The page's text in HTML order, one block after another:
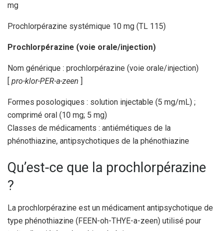
Prochlorpérazine systémique 10 mg (TL 115)
Prochlorpérazine (voie orale/injection)
Nom générique : prochlorpérazine (voie orale/injection)
[ pro-klor-PER-a-zeen ]
Formes posologiques : solution injectable (5 mg/mL) ;
comprimé oral (10 mg; 5 mg)
Classes de médicaments : antiémétiques de la
phénothiazine, antipsychotiques de la phénothiazine
Qu’est-ce que la prochlorpérazine
?
La prochlorpérazine est un médicament antipsychotique de
type phénothiazine (FEEN-oh-THYE-a-zeen) utilisé pour